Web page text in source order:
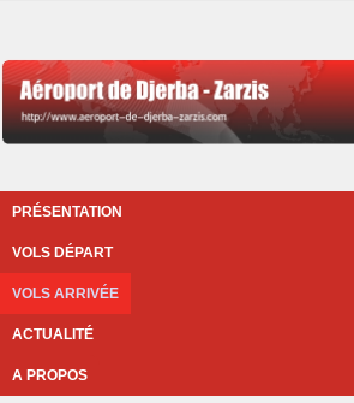
PRÉSENTATION
VOLS DÉPART
VOLS ARRIVÉE
ACTUALITÉ
A PROPOS